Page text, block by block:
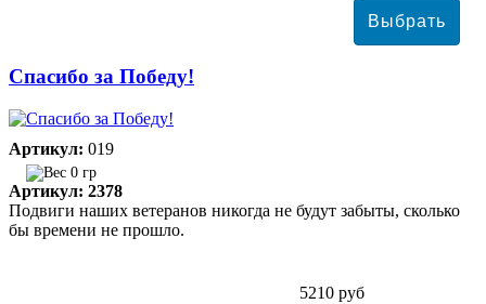
Спасибо за Победу!
Артикул: 019
0 гр
Артикул: 2378
Подвиги наших ветеранов никогда не будут забыты, сколько
бы времени не прошло.
5210 руб